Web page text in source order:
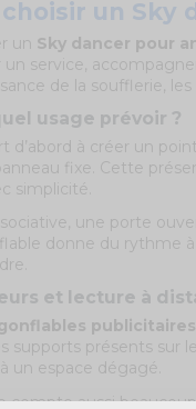
un Sky
un Sky dancer pour
un service,
de la soufflerie,
usage prévoir ?
d’abord à créer un
fixe. Cette
simplicité.
une porte
donne du rythme à
et lecture à
publicitaires
supports présents
un espace dégagé.
compte aussi